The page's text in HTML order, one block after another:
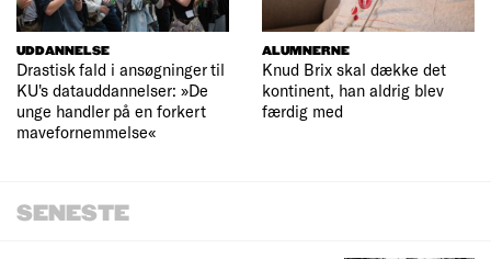
UDDANNELSE
Drastisk fald i ansøgninger til
KU's datauddannelser: »De
unge handler på en forkert
mavefornemmelse«
ALUMNERNE
Knud Brix skal dække det
kontinent, han aldrig blev
færdig med
SENESTE